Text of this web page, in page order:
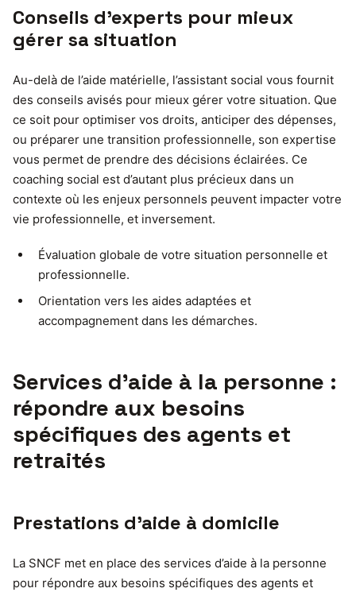
Conseils d’experts pour mieux
gérer sa situation
Au-delà de l’aide matérielle, l’assistant social vous fournit
des conseils avisés pour mieux gérer votre situation. Que
ce soit pour optimiser vos droits, anticiper des dépenses,
ou préparer une transition professionnelle, son expertise
vous permet de prendre des décisions éclairées. Ce
coaching social est d’autant plus précieux dans un
contexte où les enjeux personnels peuvent impacter votre
vie professionnelle, et inversement.
Évaluation globale de votre situation personnelle et
professionnelle.
Orientation vers les aides adaptées et
accompagnement dans les démarches.
Services d’aide à la personne :
répondre aux besoins
spécifiques des agents et
retraités
Prestations d’aide à domicile
La SNCF met en place des services d’aide à la personne
pour répondre aux besoins spécifiques des agents et